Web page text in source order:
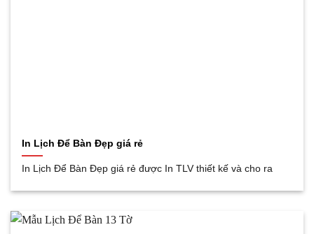
In Lịch Để Bàn Đẹp giá rẻ
In Lịch Để Bàn Đẹp giá rẻ được In TLV thiết kế và cho ra